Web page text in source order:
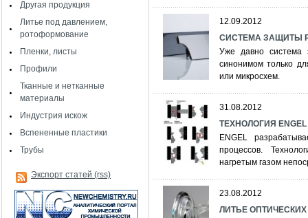
Другая продукция
Литье под давлением,
ротоформование
Пленки, листы
Профили
Тканные и нетканные
материалы
Индустрия искож
Вспененные пластики
Трубы
Экспорт статей (rss)
12.09.2012
СИСТЕМА ЗАЩИТЫ
Уже давно
синонимом только
или микросхем.
31.08.2012
ТЕХНОЛОГИЯ ENGEL
ENGEL
процессов.
нагретым газом
23.08.2012
ЛИТЬЕ